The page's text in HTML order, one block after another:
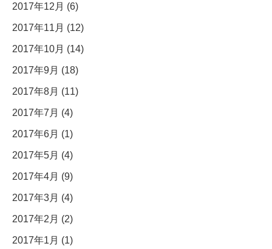
2017年12月 (6)
2017年11月 (12)
2017年10月 (14)
2017年9月 (18)
2017年8月 (11)
2017年7月 (4)
2017年6月 (1)
2017年5月 (4)
2017年4月 (9)
2017年3月 (4)
2017年2月 (2)
2017年1月 (1)